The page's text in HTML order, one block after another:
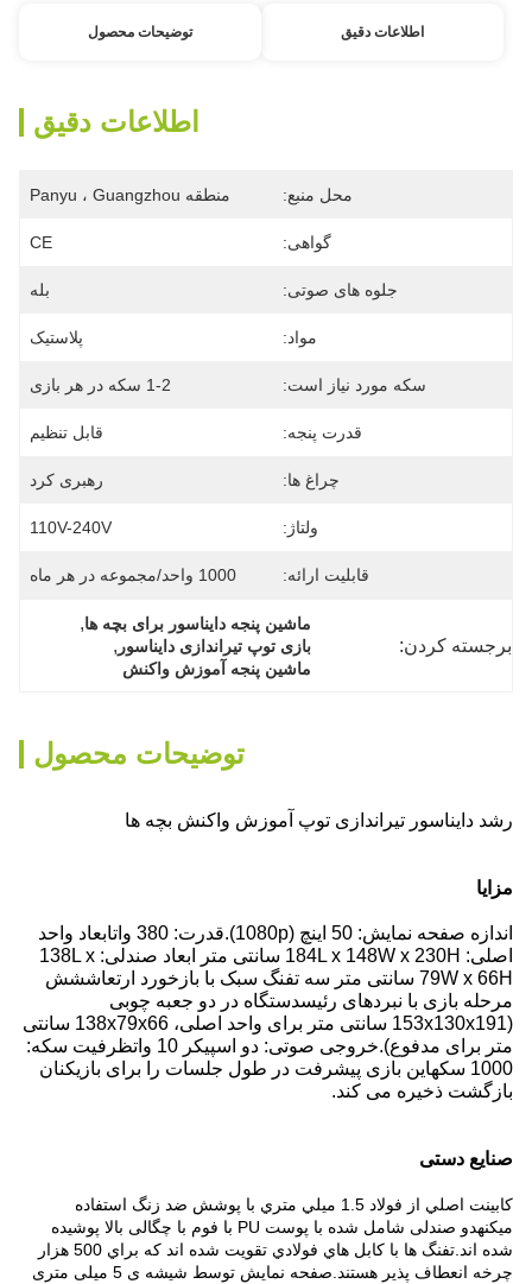
اطلاعات دقیق توضیحات محصول
اطلاعات دقیق
محل منبع: منطقه Panyu ، Guangzhou
گواهی: CE
جلوه های صوتی: بله
مواد: پلاستیک
سکه مورد نیاز است: 1-2 سکه در هر بازی
قدرت پنجه: قابل تنظیم
چراغ ها: رهبری کرد
ولتاژ: 110V-240V
قابلیت ارائه: 1000 واحد/مجموعه در هر ماه
برجسته کردن:
ماشین پنجه دایناسور برای بچه ها,
بازی توپ تیراندازی دایناسور ,
ماشین پنجه آموزش واکنش
توضیحات محصول
رشد دایناسور تیراندازی توپ آموزش واکنش بچه ها
مزایا
اندازه صفحه نمایش: 50 اینچ (1080p). قدرت: 380 وات
ابعاد واحد
اصلی: 184L x 148W x 230H سانتی متر ابعاد صندلی: 138L x
79W x 66H سانتی متر سه تفنگ سبک با بازخورد ارتعاش
شش
مرحله بازی با نبردهای رئیسدستگاه در دو جعبه چوبی
(153x130x191 سانتی متر برای واحد اصلی، 138x79x66 سانتی
متر برای مدفوع).خروجی صوتی: دو اسپیکر 10 وات
ظرفیت سکه:
1000 سکه
این بازی پیشرفت در طول جلسات را برای بازیکنان
بازگشت ذخیره می کند.
صنایع دستی
کابينت اصلي از فولاد 1.5 ميلي متري با پوشش ضد زنگ استفاده
ميکنه
دو صندلی شامل شده با پوست PU با فوم با چگالی بالا پوشیده
شده اند.
تفنگ ها با کابل هاي فولادي تقويت شده اند که براي 500 هزار
چرخه انعطاف پذير هستند.
صفحه نمایش توسط شیشه ی 5 میلی متری